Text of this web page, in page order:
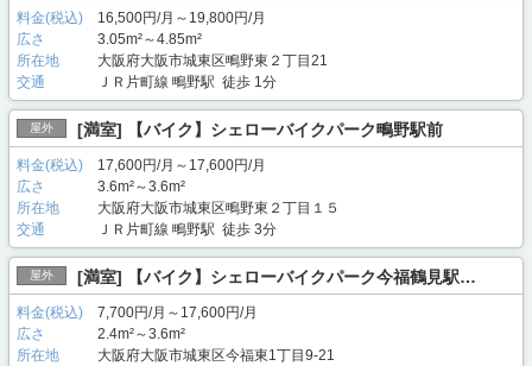
料金(税込)
16,500円/月～19,800円/月
広さ
3.05m²～4.85m²
所在地
大阪府大阪市城東区鴫野東２丁目21
交通
ＪＲ片町線 鴫野駅 徒歩 1分
屋外 [満室] 【バイク】シェローバイクパーク鴫野駅前
料金(税込)
17,600円/月～17,600円/月
広さ
3.6m²～3.6m²
所在地
大阪府大阪市城東区鴫野東２丁目１５
交通
ＪＲ片町線 鴫野駅 徒歩 3分
屋外 [満室] 【バイク】シェローバイクパーク今福鶴見駅…
料金(税込)
7,700円/月～17,600円/月
広さ
2.4m²～3.6m²
所在地
大阪府大阪市城東区今福東1丁目9-21